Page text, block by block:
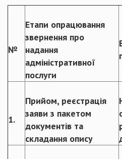
№
Етапи опрацювання
звернення про
надання
адміністративної
послуги
1.
Прийом, реєстрація
заяви з пакетом
документів та
складання опису